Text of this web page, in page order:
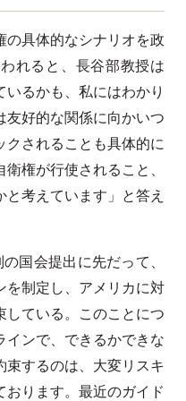
具体的なシナリオを政
れると、長谷部教授は
いるかも、私にはわかり
友好的な関係に向かいつ
されることも具体的に
権が行使されること、
考えています」と答え
国会提出に先だって、
を制定し、アメリカに対
している。このことにつ
ンで、できるかできな
するのは、大変リスキ
ります。最近のガイド